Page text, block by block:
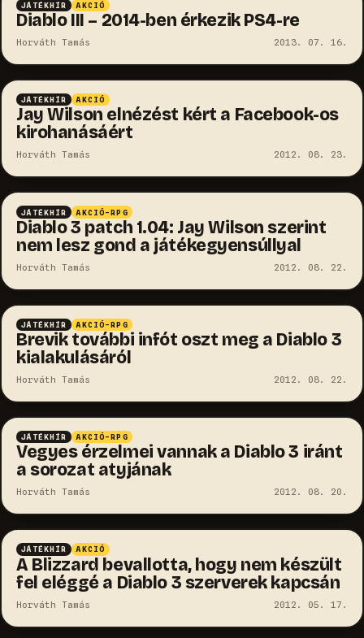
JÁTÉKHÍR AKCIÓ
Diablo III – 2014-ben érkezik PS4-re
Horváth Tamás 2013. 07. 16.
JÁTÉKHÍR AKCIÓ
Jay Wilson elnézést kért a Facebook-os
kirohanásáért
Horváth Tamás 2012. 08. 23.
JÁTÉKHÍR AKCIÓ-RPG
Diablo 3 patch 1.04: Jay Wilson szerint
nem lesz gond a játékegyensúllyal
Horváth Tamás 2012. 08. 22.
JÁTÉKHÍR AKCIÓ-RPG
Brevik további infót oszt meg a Diablo 3
kialakulásáról
Horváth Tamás 2012. 08. 22.
JÁTÉKHÍR AKCIÓ-RPG
Vegyes érzelmei vannak a Diablo 3 iránt
a sorozat atyjának
Horváth Tamás 2012. 08. 20.
JÁTÉKHÍR AKCIÓ
A Blizzard bevallotta, hogy nem készült
fel eléggé a Diablo 3 szerverek kapcsán
Horváth Tamás 2012. 05. 17.